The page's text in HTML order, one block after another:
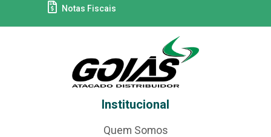
Notas Fiscais
Institucional
Quem Somos